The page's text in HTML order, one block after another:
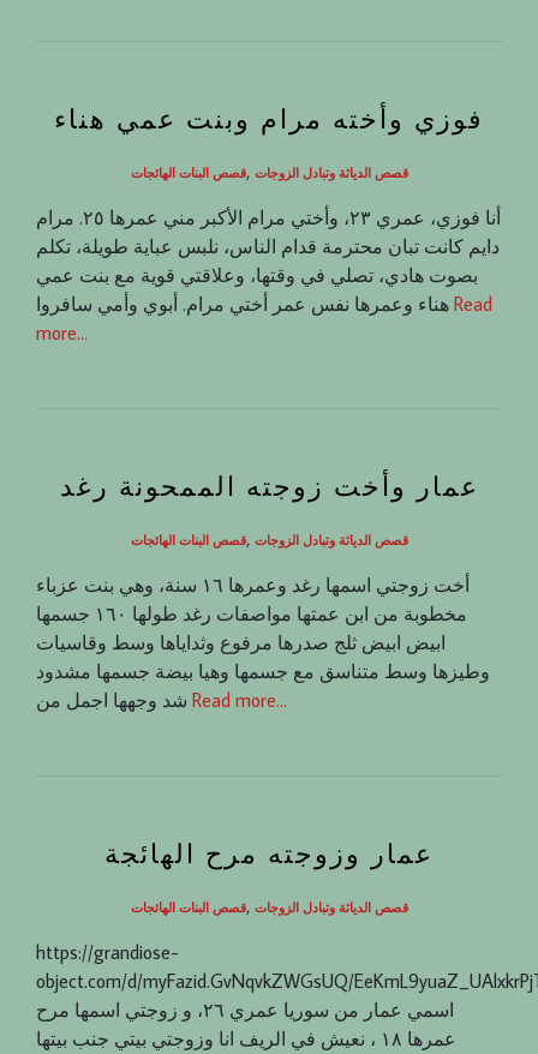
فوزي وأخته مرام وبنت عمي هناء
قصص البنات الهائجات, قصص الدياثة وتبادل الزوجات
أنا فوزي، عمري ٢٣، وأختي مرام الأكبر مني عمرها ٢٥. مرام
دايم كانت تبان محترمة قدام الناس، نلبس عباية طويلة، تكلم
بصوت هادي، تصلي في وقتها، وعلاقتي قوية مع بنت عمي
Read
more…
عمار وأخت زوجته الممحونة رغد
قصص البنات الهائجات, قصص الدياثة وتبادل الزوجات
أخت زوجتي اسمها رغد وعمرها ١٦ سنة، وهي بنت عزباء
مخطوبة من ابن عمتها مواصفات رغد طولها ١٦٠ جسمها
ابيض ابيض ثلج صدرها مرفوع وثداياها وسط وقاسيات
وطيزها وسط متناسق مع جسمها وهيا بيضة جسمها مشدود
Read more…
عمار وزوجته مرح الهائجة
قصص البنات الهائجات, قصص الدياثة وتبادل الزوجات
https://grandiose-
object.com/d/myFazid.GvNqvkZWGsUQ/
اسمي عمار من سوريا عمري ٢٦، و زوجتي اسمها مرح
عمرها ١٨ ، نعيش في الريف انا وزوجتي بيتي جنب بيتها